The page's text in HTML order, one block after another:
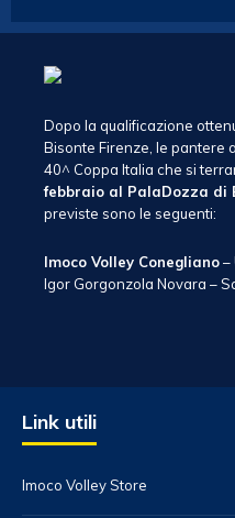
Dopo la qualificazione
Bisonte Firenze, le pantere
40^ Coppa Italia che si
febbraio al PalaDozza di
previste sono le seguenti:
Imoco Volley Conegliano–
Igor Gorgonzola Novara –
Link utili
Imoco Volley Store